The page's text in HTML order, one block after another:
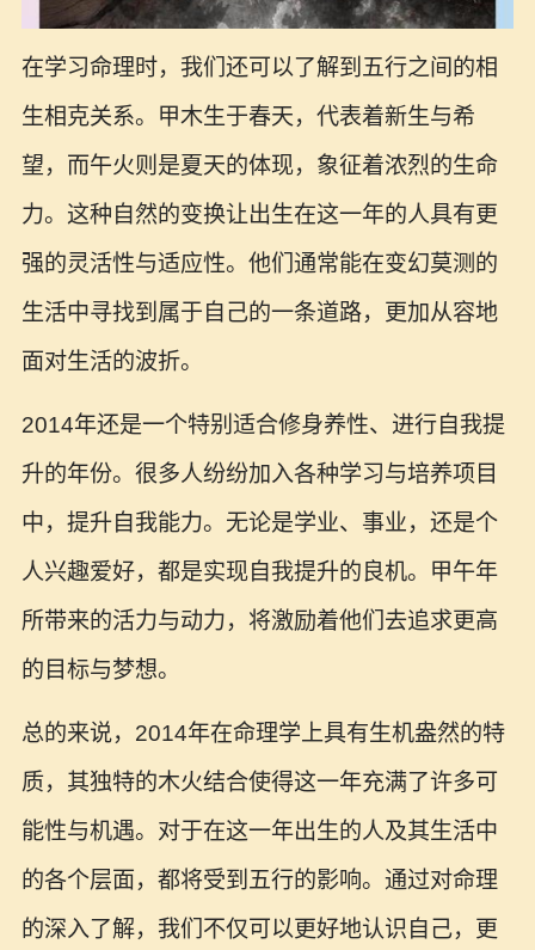
在学习命理时，我们还可以了解到五行之间的相
生相克关系。甲木生于春天，代表着新生与希
望，而午火则是夏天的体现，象征着浓烈的生命
力。这种自然的变换让出生在这一年的人具有更
强的灵活性与适应性。他们通常能在变幻莫测的
生活中寻找到属于自己的一条道路，更加从容地
面对生活的波折。
2014年还是一个特别适合修身养性、进行自我提
升的年份。很多人纷纷加入各种学习与培养项目
中，提升自我能力。无论是学业、事业，还是个
人兴趣爱好，都是实现自我提升的良机。甲午年
所带来的活力与动力，将激励着他们去追求更高
的目标与梦想。
总的来说，2014年在命理学上具有生机盎然的特
质，其独特的木火结合使得这一年充满了许多可
能性与机遇。对于在这一年出生的人及其生活中
的各个层面，都将受到五行的影响。通过对命理
的深入了解，我们不仅可以更好地认识自己，更